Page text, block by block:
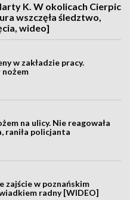
K. W okolicach Cierpic
wszczęła śledztwo,
wideo]
w zakładzie pracy.
nożem
na ulicy. Nie reagowała
raniła policjanta
zajście w poznańskim
radny [WIDEO]